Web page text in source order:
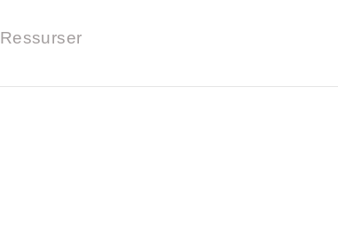
Ressurser